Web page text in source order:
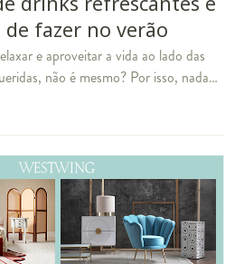
de fazer no verão
e aproveitar a vida ao lado das
não é mesmo? Por isso, nada
os amigos e a família para degustar
difer